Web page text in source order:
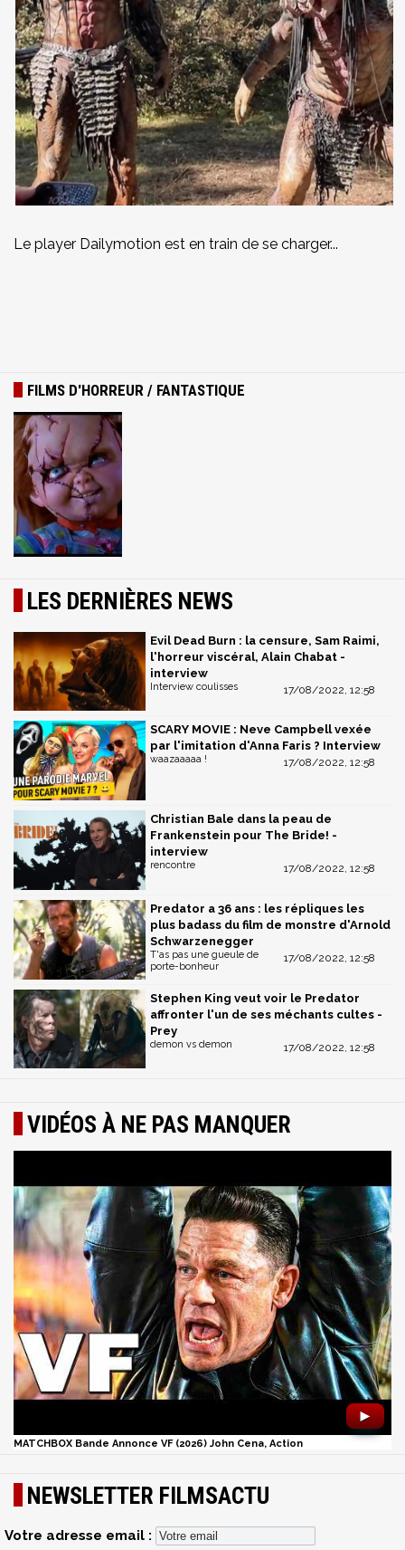
Le player Dailymotion est en train de se charger...
FILMS D'HORREUR / FANTASTIQUE
LES DERNIÈRES NEWS
Evil Dead Burn : la censure, Sam Raimi,
l'horreur viscéral, Alain Chabat -
interview
17/08/2022, 12:58
Interview coulisses
SCARY MOVIE : Neve Campbell vexée
par l'imitation d'Anna Faris ? Interview
17/08/2022, 12:58
waazaaaaa !
Christian Bale dans la peau de
Frankenstein pour The Bride! -
interview
17/08/2022, 12:58
rencontre
Predator a 36 ans : les répliques les
plus badass du film de monstre d'Arnold
Schwarzenegger
17/08/2022, 12:58
T'as pas une gueule de
porte-bonheur
Stephen King veut voir le Predator
affronter l'un de ses méchants cultes -
Prey
17/08/2022, 12:58
demon vs demon
VIDÉOS À NE PAS MANQUER
►
MATCHBOX Bande Annonce VF (2026) John Cena, Action
NEWSLETTER FILMSACTU
Votre adresse email :